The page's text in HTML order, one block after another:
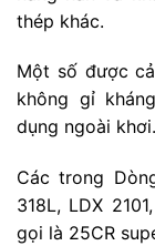
thép khác.
Một số được
không gỉ
dụng ngoài khơi.
Các trong
318L, LDX
gọi là 25CR